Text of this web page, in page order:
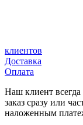
клиентов
Доставка
Оплата
Наш клиент
заказ сразу или
наложенным